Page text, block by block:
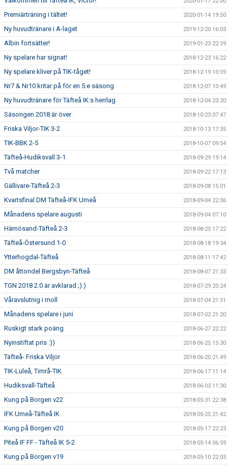
Premiärträning i tältet! 2020-01-14 19:50
Ny huvudtränare i A-laget 2019-12-20 16:03
Albin fortsätter! 2019-01-23 22:59
Ny spelare har signat! 2018-12-23 16:22
Ny spelare kliver på TIK-tåget! 2018-12-19 10:59
Nr7 & Nr10 kritar på för en 5:e säsong 2018-12-07 10:49
Ny huvudtränare för Täfteå IK:s herrlag 2018-12-04 23:20
Säsongen 2018 är över 2018-10-23 07:47
Friska Viljor-TIK 3-2 2018-10-13 17:35
TIK-BBK 2-5 2018-10-07 09:54
Täfteå-Hudiksvall 3-1 2018-09-29 19:14
Två matcher 2018-09-22 17:13
Gällivare-Täfteå 2-3 2018-09-08 15:01
Kvartsfinal DM Täfteå-IFK Umeå 2018-09-04 22:06
Månadens spelare augusti 2018-09-04 07:10
Härnösand-Täfteå 2-3 2018-08-25 17:22
Täfteå-Östersund 1-0 2018-08-18 19:34
Ytterhogdal-Täfteå 2018-08-11 17:42
DM åttondel Bergsbyn-Täfteå 2018-08-07 21:33
TGN 2018 2.0 är avklarad ;):) 2018-07-29 20:24
Våravslutnig i moll 2018-07-04 21:51
Månadens spelare i juni 2018-07-02 21:20
Ruskigt stark poäng 2018-06-27 22:22
Nyinstiftat pris :)) 2018-06-25 15:30
Täfteå- Friska Viljor 2018-06-20 21:49
TIK-Luleå, Timrå-TIK 2018-06-17 11:14
Hudiksvall-Täfteå 2018-06-03 11:30
Kung på Borgen v22 2018-05-31 22:38
IFK Umeå-Täfteå IK 2018-05-25 21:42
Kung på Borgen v20 2018-05-17 22:23
Piteå IF FF - Täfteå IK 5-2 2018-05-14 06:59
Kung på Borgen v19 2018-05-10 22:03